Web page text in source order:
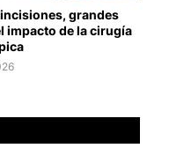
grandes
impacto de la cirugía